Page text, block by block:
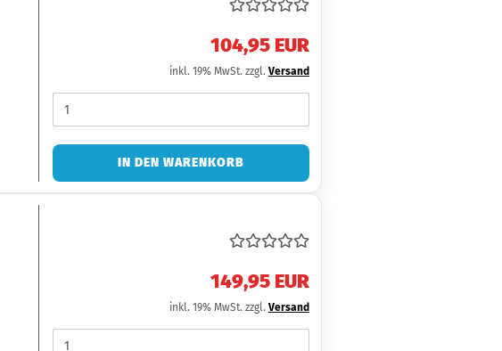
104,95 EUR
inkl. 19% MwSt. zzgl. Versand
IN DEN WARENKORB
149,95 EUR
inkl. 19% MwSt. zzgl. Versand